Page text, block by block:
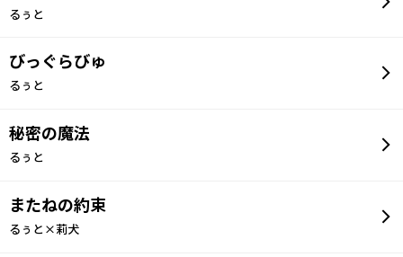
るぅと
びっぐらびゅ
るぅと
秘密の魔法
るぅと
またねの約束
るぅと×莉犬